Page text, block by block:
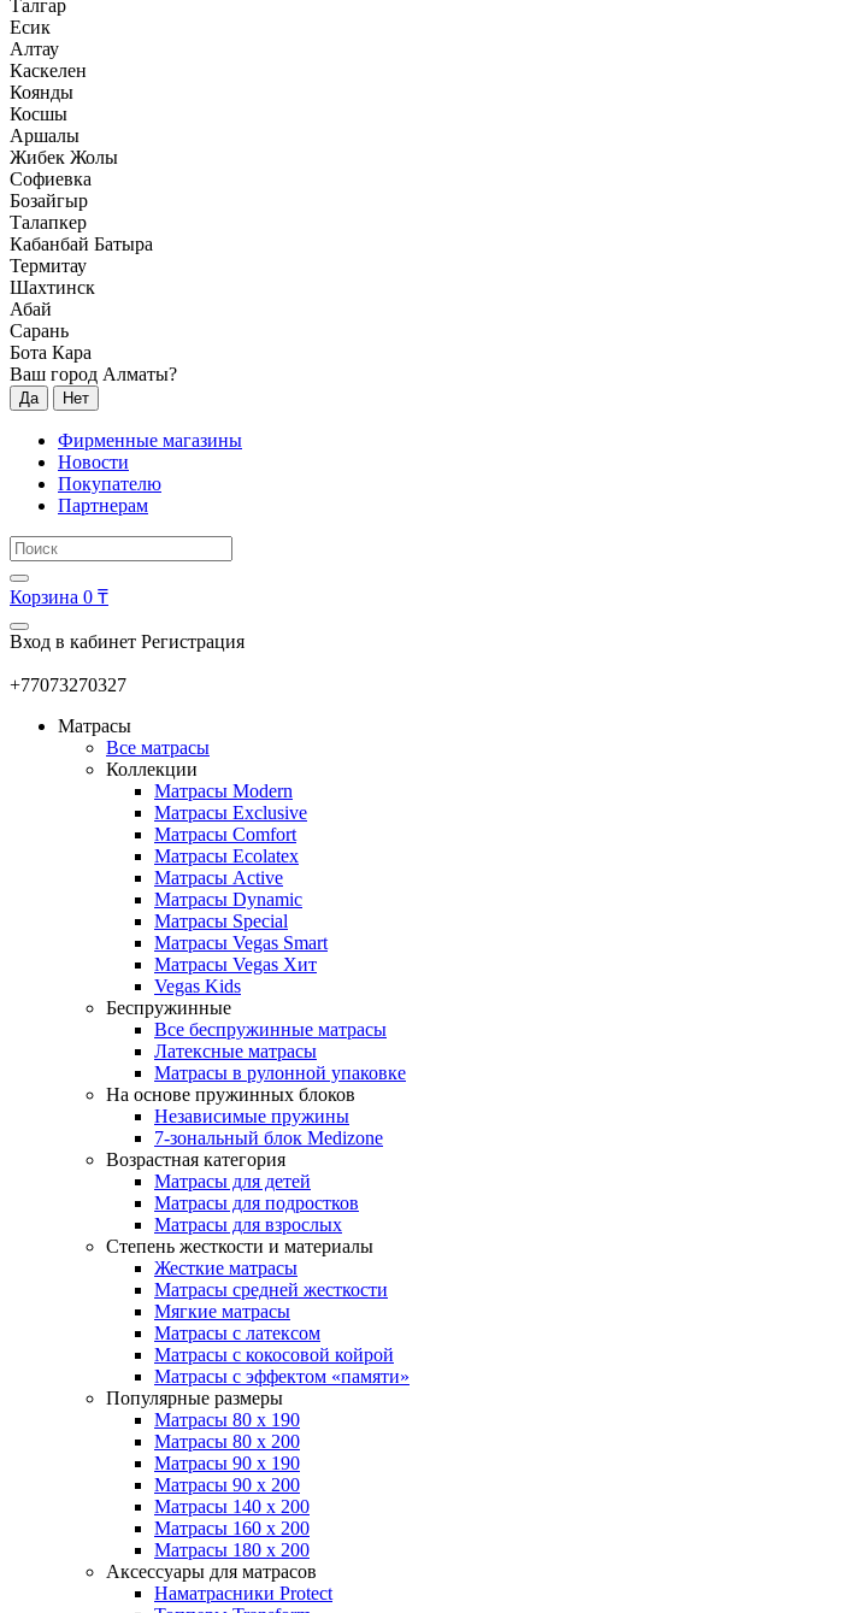
Талгар
Есик
Алтау
Каскелен
Коянды
Косшы
Аршалы
Жибек Жолы
Софиевка
Бозайгыр
Талапкер
Кабанбай Батыра
Термитау
Шахтинск
Абай
Сарань
Бота Кара
Ваш город Алматы?
Да Нет
Фирменные магазины
Новости
Покупателю
Партнерам
Корзина 0 ₸
Вход в кабинет Регистрация
+77073270327
Матрасы
Все матрасы
Коллекции
Матрасы Modern
Матрасы Exclusive
Матрасы Comfort
Матрасы Ecolatex
Матрасы Active
Матрасы Dynamic
Матрасы Special
Матрасы Vegas Smart
Матрасы Vegas Хит
Vegas Kids
Беспружинные
Все беспружинные матрасы
Латексные матрасы
Матрасы в рулонной упаковке
На основе пружинных блоков
Независимые пружины
7-зональный блок Medizone
Возрастная категория
Матрасы для детей
Матрасы для подростков
Матрасы для взрослых
Степень жесткости и материалы
Жесткие матрасы
Матрасы средней жесткости
Мягкие матрасы
Матрасы с латексом
Матрасы с кокосовой койрой
Матрасы с эффектом «памяти»
Популярные размеры
Матрасы 80 x 190
Матрасы 80 x 200
Матрасы 90 x 190
Матрасы 90 x 200
Матрасы 140 x 200
Матрасы 160 x 200
Матрасы 180 x 200
Аксессуары для матрасов
Наматрасники Protect